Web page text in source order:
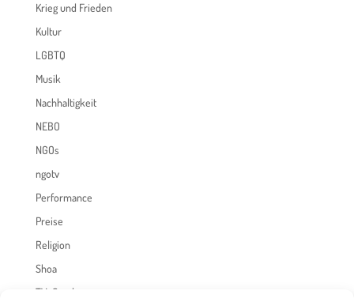
Krieg und Frieden
Kultur
LGBTQ
Musik
Nachhaltigkeit
NEBO
NGOs
ngotv
Performance
Preise
Religion
Shoa
TV-Sendungen